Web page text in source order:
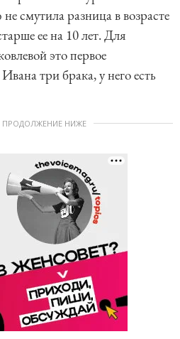
смутила разница в возрасте
ее на 10 лет. Для
это первое
три брака, у него есть
ПРОДОЛЖЕНИЕ НИЖЕ